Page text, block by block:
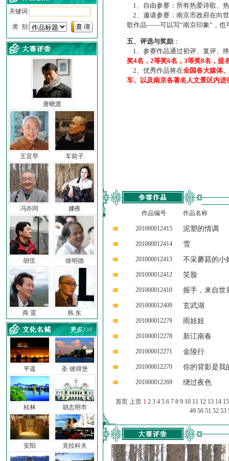
关键词:
类 别:
唐晓渡
王宜早 车前子
冯亦同 娜夜
胡弦 徐明德
商 震 韩 东
平遥
桂林
安阳
圣·彼得堡
胡志明市
克拉科夫
1、自由参赛：所有热爱诗歌、
2、邀请参赛：南京市政府在向
歌作品——可以写“南京印象”，也
五、评选与奖励 ：
1、参赛作品通过初评、复评、
奖4名，2等奖6名，3等奖8名，提
2、优秀作品将在全国各大媒体
车、以及南京各著名人文景区内进
作品编号 作品名称
201000012415 泥塑的情调
201000012414 雪
201000012413 不采蘑菇的小
201000012412 笑脸
201000012410 握手，来自世
201000012409 玄武湖
201000012279 雨娃娃
201000012278 新江南春
201000012271 金陵行
201000012270 你的背影是我
201000012269 绕过夜色
首页 上页 1 2 3 4 5 6 7 8 9 10 11 12 13 14 15
49 50 51 52 53